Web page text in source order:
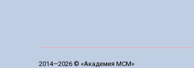
2014—2026 © «Академия МСМ»